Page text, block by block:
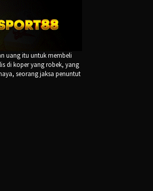
uang itu untuk membeli
di koper yang robek, yang
seorang jaksa penuntut